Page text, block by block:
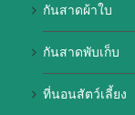
กันสาดผ้าใบ
กันสาดพับเก็บ
ที่นอนสัตว์เลี้ยง